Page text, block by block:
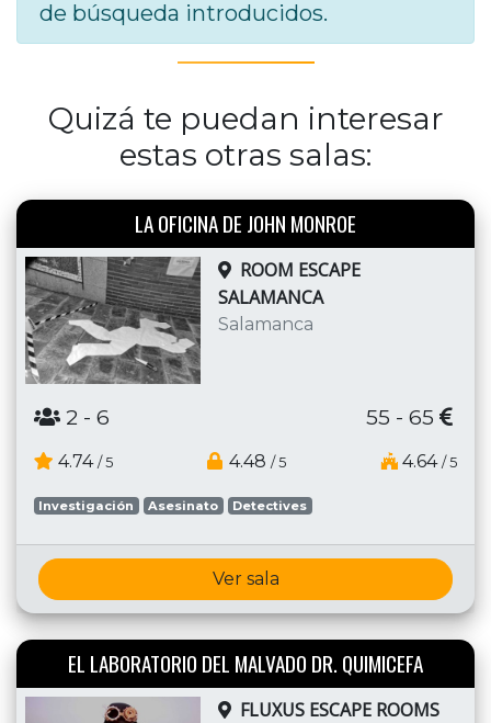
de búsqueda introducidos.
Quizá te puedan interesar
estas otras salas:
LA OFICINA DE JOHN MONROE
ROOM ESCAPE
SALAMANCA
Salamanca
2 - 6 55 - 65
4.74 / 5 4.48 / 5 4.64 / 5
Investigación Asesinato Detectives
Ver sala
EL LABORATORIO DEL MALVADO DR. QUIMICEFA
FLUXUS ESCAPE ROOMS